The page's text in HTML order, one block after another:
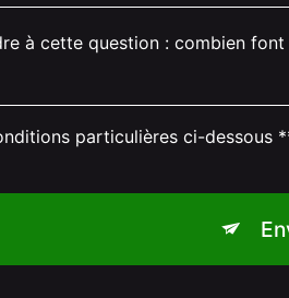
à cette question : combien font
particulières ci-dessous